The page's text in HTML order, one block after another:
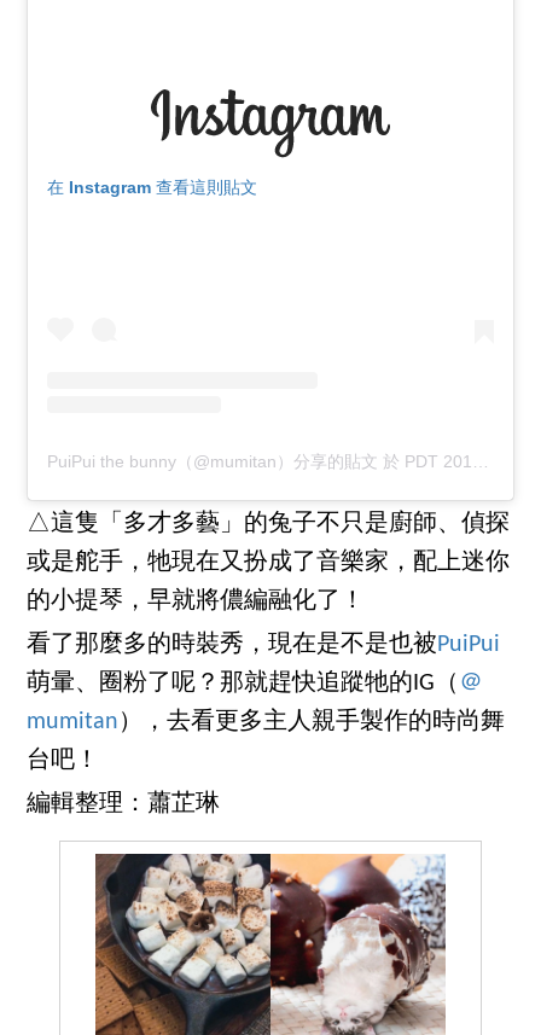
在 Instagram 查看這則貼文
PuiPui the bunny（@mumitan）分享的貼文 於 PDT 2017 年 6月 月 4 日 上午 5:15
△這隻「多才多藝」的兔子不只是廚師、偵探
或是舵手，牠現在又扮成了音樂家，配上迷你
的小提琴，早就將儂編融化了！
看了那麼多的時裝秀，現在是不是也被 PuiPui
萌暈、圈粉了呢？那就趕快追蹤牠的IG（ ＠
mumitan ），去看更多主人親手製作的時尚舞
台吧！
編輯整理：蕭芷琳